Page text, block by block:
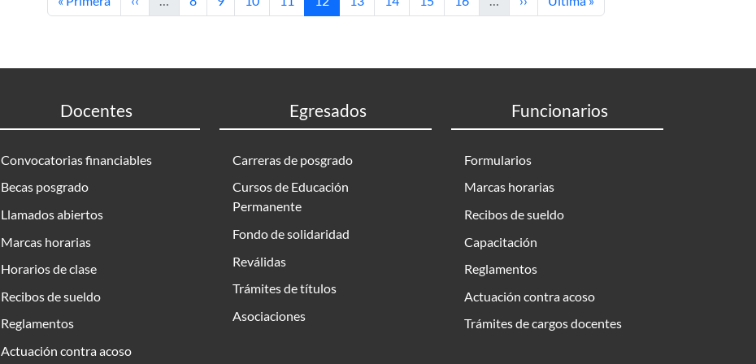
Docentes
Convocatorias financiables
Becas posgrado
Llamados abiertos
Marcas horarias
Horarios de clase
Recibos de sueldo
Reglamentos
Actuación contra acoso
Egresados
Carreras de posgrado
Cursos de Educación
Permanente
Fondo de solidaridad
Reválidas
Trámites de títulos
Asociaciones
Funcionarios
Formularios
Marcas horarias
Recibos de sueldo
Capacitación
Reglamentos
Actuación contra acoso
Trámites de cargos docentes